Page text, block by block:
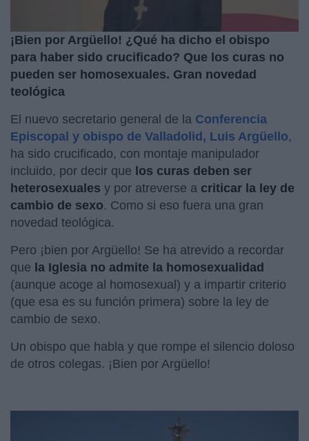
¡Bien por Argüello! ¿Qué ha dicho el obispo
para haber sido crucificado? Que los curas no
pueden ser homosexuales. Gran novedad
teológica
El nuevo secretario general de la Conferencia
Episcopal y obispo de Valladolid, Luis Argüello,
ha sido crucificado, con montaje manipulador
incluido, por decir que los curas deben ser
heterosexuales y por atreverse a criticar la ley de
cambio de sexo. Como si eso fuera una gran
novedad teológica.
Pero ¡bien por Argüello! Se ha atrevido a recordar
que la Iglesia no admite la homosexualidad
(aunque acoge al homosexual) y a impartir criterio
(que esa es su función primera) sobre la ley de
cambio de sexo.
Un obispo que habla y que rompe el silencio doloso
de otros colegas. ¡Bien por Argüello!